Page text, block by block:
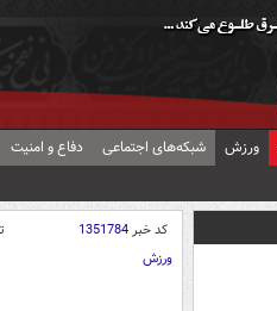
ورزش شبکه‌های اجتماعی دفاع و امنیت
کد خبر1351784
ورزش